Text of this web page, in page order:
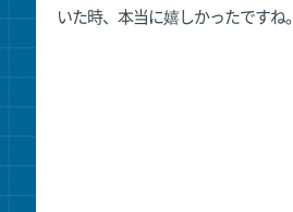
いた時、本当に嬉しかったですね。